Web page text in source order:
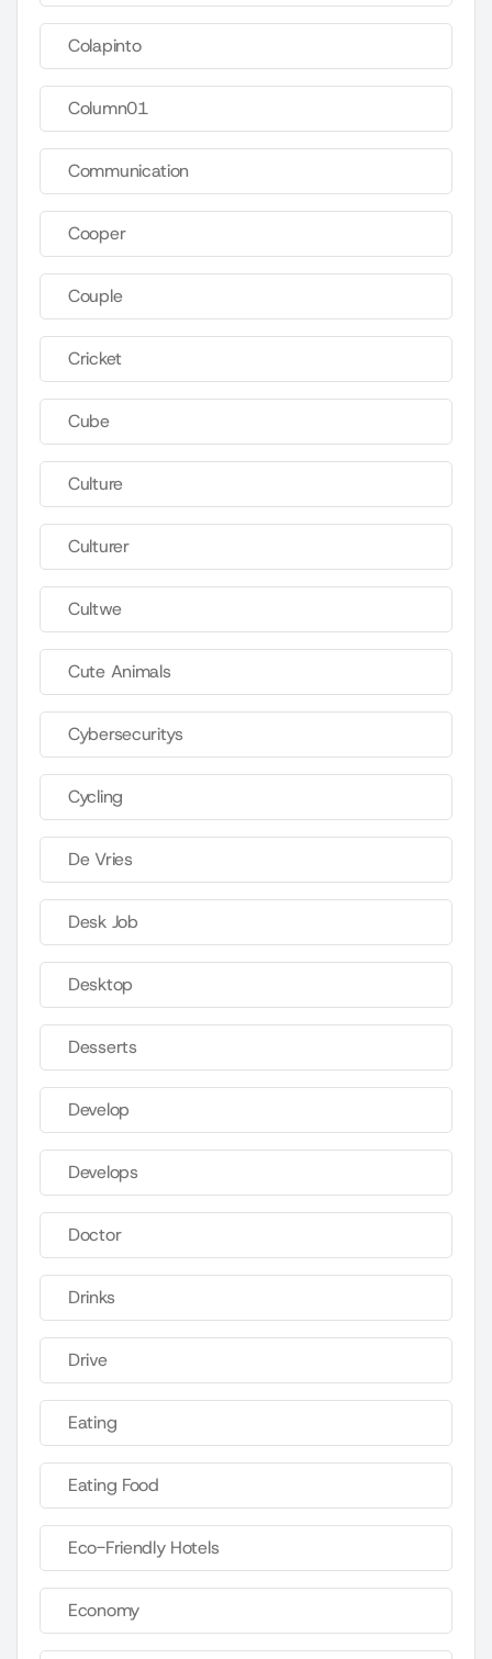
Colapinto
Column01
Communication
Cooper
Couple
Cricket
Cube
Culture
Culturer
Cultwe
Cute Animals
Cybersecuritys
Cycling
De Vries
Desk Job
Desktop
Desserts
Develop
Develops
Doctor
Drinks
Drive
Eating
Eating Food
Eco-Friendly Hotels
Economy